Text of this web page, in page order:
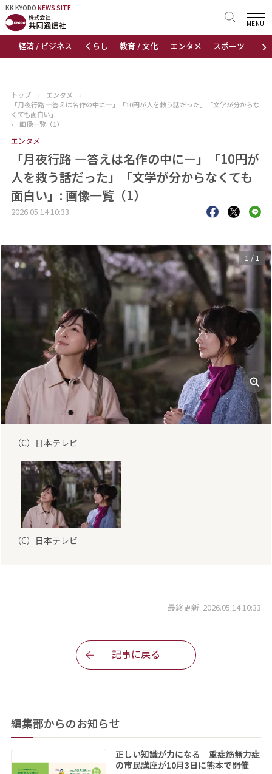
KK KYODO NEWS SITE
›
経済 / ビジネス くらし 教育 / 文化 エンタメ スポーツ 地域
MENU
KK KYODONEWS SITE
トップページ
ニュース
おすすめコンテンツ
出版物
会社概要
トップ › エンタメ
›
「月夜行路 ―答えは名作の中に―」「10円が人を救う話だった」「文学が分からな
くても面白い」
›
画像一覧（1）
エンタメ
「月夜行路 ―答えは名作の中に―」「10円が
人を救う話だった」「文学が分からなくても
面白い」: 画像一覧（1）
2026.05.14 10:33
（C）日本テレビ
1 / 1
（C）日本テレビ
最終更新: 2026.05.14 10:33
記事に戻る
編集部からのお知らせ
正しい知識が力になる 重症筋無力症
の市民講座が10月3日に熊本で開催